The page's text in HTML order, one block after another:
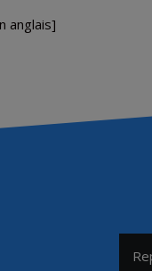
anglais]